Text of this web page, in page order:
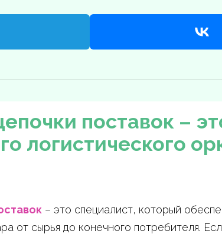
поставок –
логистического
– это специалист, который
от сырья до конечного потребителя.